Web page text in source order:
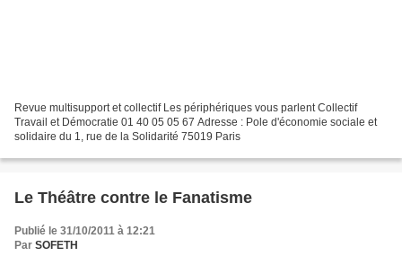
Revue multisupport et collectif Les périphériques vous parlent Collectif
Travail et Démocratie 01 40 05 05 67 Adresse : Pole d'économie sociale et
solidaire du 1, rue de la Solidarité 75019 Paris
Le Théâtre contre le Fanatisme
Publié le 31/10/2011 à 12:21
Par SOFETH